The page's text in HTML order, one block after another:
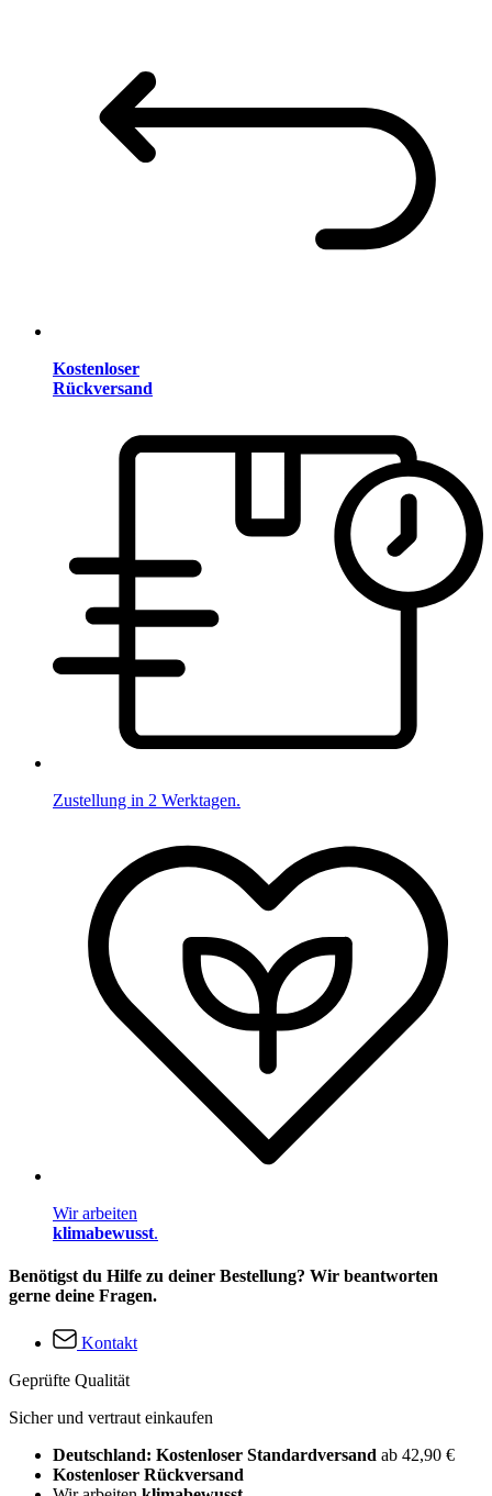
Kostenloser
Rückversand
Zustellung in 2 Werktagen.
Wir arbeiten
klimabewusst.
Benötigst du Hilfe zu deiner Bestellung? Wir beantworten
gerne deine Fragen.
Kontakt
Geprüfte Qualität
Sicher und vertraut einkaufen
Deutschland: Kostenloser Standardversand ab 42,90 €
Kostenloser Rückversand